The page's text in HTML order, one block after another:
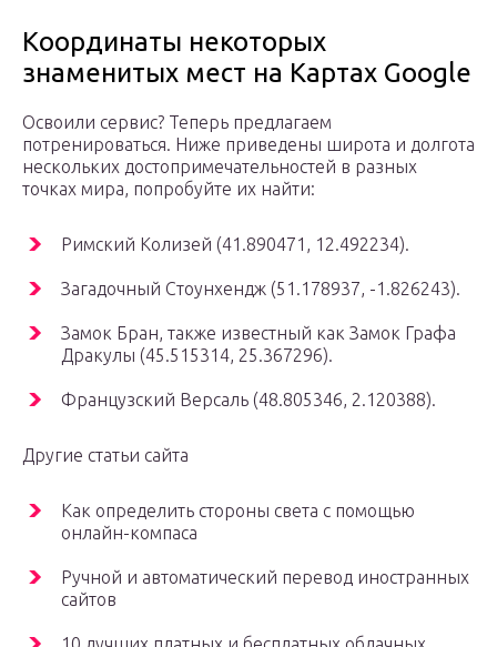
Координаты некоторых
знаменитых мест на Картах Google
Освоили сервис? Теперь предлагаем
потренироваться. Ниже приведены широта и долгота
нескольких достопримечательностей в разных
точках мира, попробуйте их найти:
Римский Колизей (41.890471, 12.492234).
Загадочный Стоунхендж (51.178937, -1.826243).
Замок Бран, также известный как Замок Графа
Дракулы (45.515314, 25.367296).
Французский Версаль (48.805346, 2.120388).
Другие статьи сайта
Как определить стороны света с помощью
онлайн-компаса
Ручной и автоматический перевод иностранных
сайтов